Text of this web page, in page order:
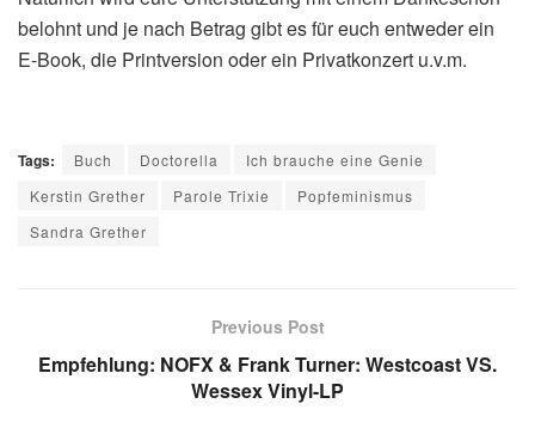
belohnt und je nach Betrag gibt es für euch entweder ein
E-Book, die Printversion oder ein Privatkonzert u.v.m.
Tags: Buch Doctorella
Ich brauche eine Genie
Kerstin Grether
Parole Trixie
Popfeminismus
Sandra Grether
Previous Post
Empfehlung: NOFX & Frank Turner: Westcoast VS.
Wessex Vinyl-LP